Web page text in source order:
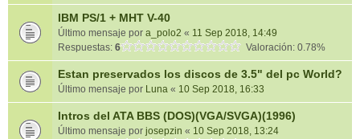
IBM PS/1 + MHT V-40
Último mensaje por a_polo2 « 11 Sep 2018, 14:49
Respuestas: 6 Valoración: 0.78%
Estan preservados los discos de 3.5" del pc World?
Último mensaje por Luna « 10 Sep 2018, 16:33
Intros del ATA BBS (DOS)(VGA/SVGA)(1996)
Último mensaje por josepzin « 10 Sep 2018, 13:24